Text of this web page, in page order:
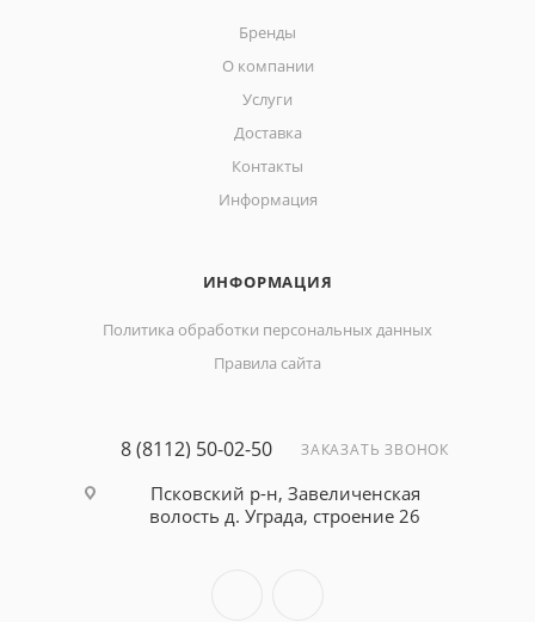
Бренды
О компании
Услуги
Доставка
Контакты
Информация
ИНФОРМАЦИЯ
Политика обработки персональных данных
Правила сайта
8 (8112) 50-02-50 ЗАКАЗАТЬ ЗВОНОК
Псковский р-н, Завеличенская
волость д. Уграда, строение 26